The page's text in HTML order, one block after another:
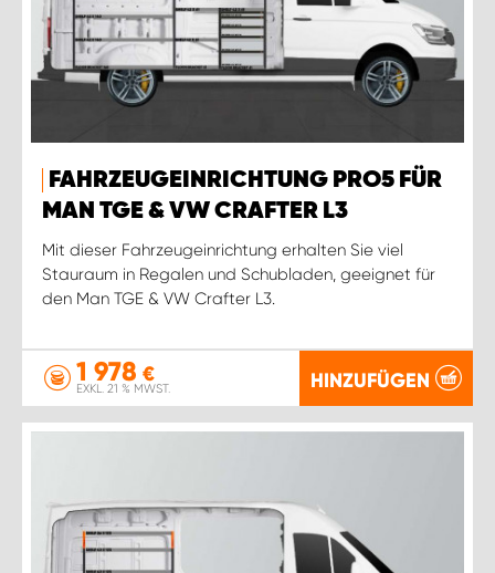
FAHRZEUGEINRICHTUNG PRO5 FÜR
MAN TGE & VW CRAFTER L3
Mit dieser Fahrzeugeinrichtung erhalten Sie viel
Stauraum in Regalen und Schubladen, geeignet für
den Man TGE & VW Crafter L3.
1 978 €
EXKL. 21 % MWST. HINZUFÜGEN